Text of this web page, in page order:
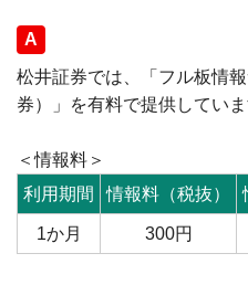
回答
松井証券では、「フル板情
券）」を有料で提供していま
＜情報料＞
利用期間
情報料（税抜）
1か月 300円